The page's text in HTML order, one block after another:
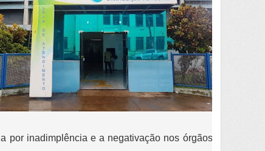
por inadimplência e a negativação nos órgãos